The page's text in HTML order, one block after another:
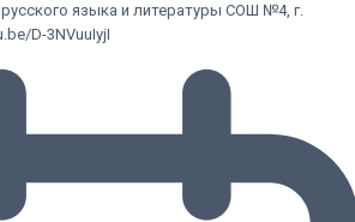
языка и литературы СОШ №4, г.
D-3NVuuIyjI